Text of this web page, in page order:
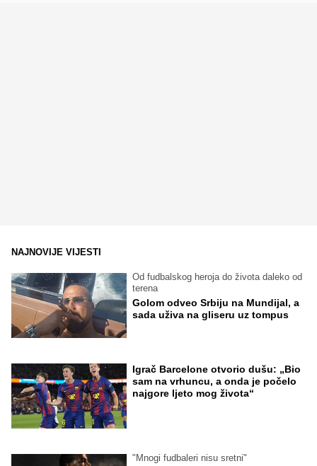
NAJNOVIJE VIJESTI
Od fudbalskog heroja do života daleko od
terena
Golom odveo Srbiju na Mundijal, a
sada uživa na gliseru uz tompus
Igrač Barcelone otvorio dušu: „Bio
sam na vrhuncu, a onda je počelo
najgore ljeto mog života“
"Mnogi fudbaleri nisu sretni"